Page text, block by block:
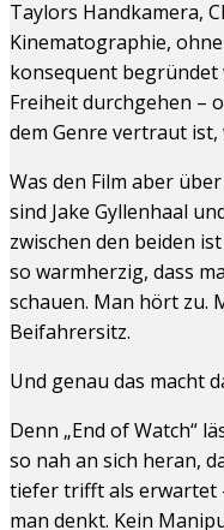
Taylors Handkamera,
Kinematographie,
konsequent begründet
Freiheit durchgehen –
dem Genre vertraut ist,
Was den Film aber
sind Jake Gyllenhaal
zwischen den beiden
so warmherzig, dass
schauen. Man hört zu.
Beifahrersitz.
Und genau das macht
Denn „End of Watch“
so nah an sich heran,
tiefer trifft als erwartet
man denkt. Kein